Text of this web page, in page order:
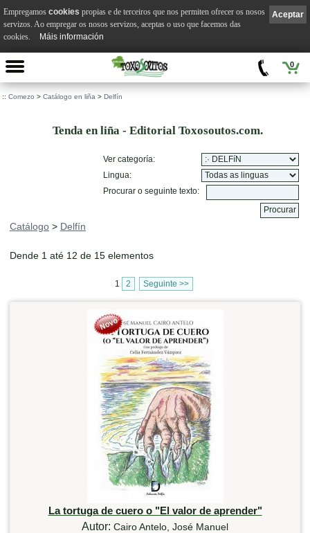
0
:: Comezo > Catálogo en liña > Delfín
Tenda en liña - Editorial Toxosoutos.com.
Ver categoría:
Lingua:
Procurar o seguinte texto:
Catálogo > Delfín
Dende 1 até 12 de 15 elementos
1 2 Seguinte >>
La tortuga de cuero o "El valor de aprender"
Autor: Cairo Antelo, José Manuel
Aceptar
Empregamos cookies propias e de terceiros que nos permiten ofrecer os nosos
servizos. Ao empregar os nosos servizos, aceptas o uso que facemos das
cookies.
Máis información